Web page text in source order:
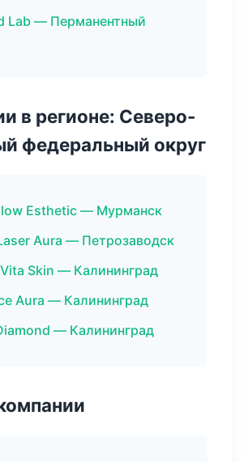
Lab — Перманентный
в регионе: Северо-
федеральный округ
Esthetic — Мурманск
Aura — Петрозаводск
Skin — Калининград
Aura — Калининград
— Калининград